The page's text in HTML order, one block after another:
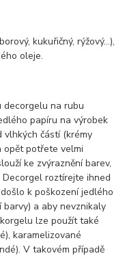
kukuřičný, rýžový…),
oleje.
decorgelu na rubu
papíru na výrobek
vlhkých částí (krémy
opět potřete velmi
ke zvýraznění barev,
roztírejte ihned
k poškození jedlého
a aby nevznikaly
lze použít také
karamelizované
V takovém případě